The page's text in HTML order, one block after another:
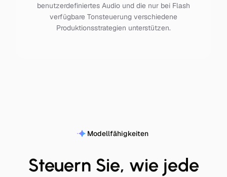
benutzerdefiniertes Audio und die nur bei Flash
verfügbare Tonsteuerung verschiedene
Produktionsstrategien unterstützen.
Modellfähigkeiten
Steuern Sie, wie jede